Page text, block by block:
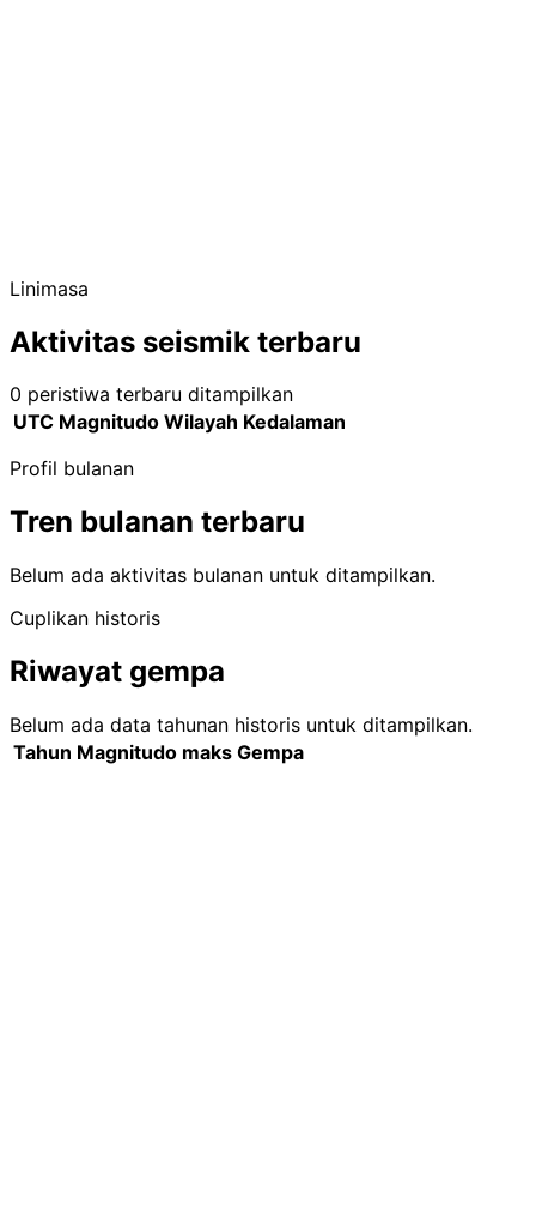
Linimasa
Aktivitas seismik terbaru
0 peristiwa terbaru ditampilkan
UTC Magnitudo Wilayah Kedalaman
Profil bulanan
Tren bulanan terbaru
Belum ada aktivitas bulanan untuk ditampilkan.
Cuplikan historis
Riwayat gempa
Belum ada data tahunan historis untuk ditampilkan.
Tahun Magnitudo maks Gempa